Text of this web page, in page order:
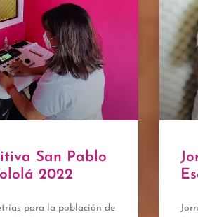
San Pablo
2022
para la población de